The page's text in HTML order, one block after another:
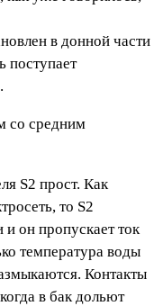
в донной части
поступает
со средним
S2 прост. Как
то S2
и он пропускает ток
температура воды
Контакты
в бак дольют